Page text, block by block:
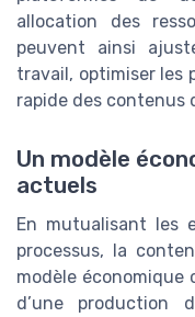
allocation des
peuvent ainsi
travail, optimiser les
rapide des contenus
Un modèle
actuels
En mutualisant les
processus, la
modèle
d’une production